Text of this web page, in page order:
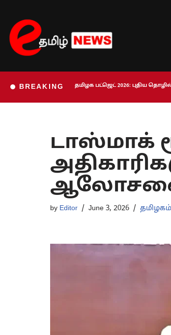
Skip
to
content
BREAKING தமிழக பட்ஜெட் 2026: புதிய
டாஸ்மாக்
by Editor June 3, 2026 தமிழகம்